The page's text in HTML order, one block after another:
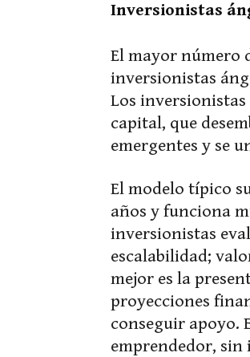
Inversionistas
El mayor número
inversionistas
Los
capital, que
emergentes y se
El modelo típico
años y funciona
inversionistas
escalabilidad;
mejor es la
proyecciones
conseguir apoyo.
emprendedor,